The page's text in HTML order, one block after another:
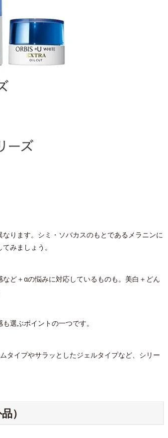
ります。シミ・ソバカスのもとであるメラニンに
みましょう。
ど＋αの悩みに対応しているものも。美白＋どん
選ぶポイントの一つです。
タイプやサラッとしたジェルタイプなど、シリー
）